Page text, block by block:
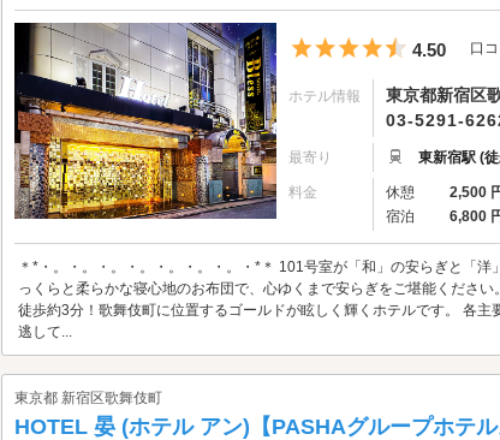
5つ星のう
4.50 口
ホテル情報
東京都新宿区
03-5291-
最寄り 東新宿駅 (
料金 休憩 2,500
宿泊
6,800
＊*・。・。・。・。・。・。・。・*＊ 101号室が「和」の安らぎと「
っくらと柔らかな寝心地のお布団で、心ゆくまで安らぎをご堪能くださ
徒歩約3分！歌舞伎町に位置するゴールドが眩しく輝くホテルです。 各
逃して...
東京都 新宿区歌舞伎町
HOTEL 晏 (ホテル アン)【PASHAグループホテル